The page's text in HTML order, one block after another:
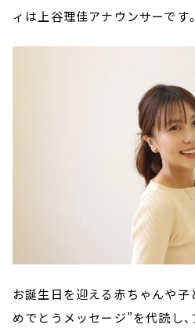
ィは上谷理佳アナウンサーです。
お誕生日を迎える赤ちゃんや
めでとうメッセージ”を代読し